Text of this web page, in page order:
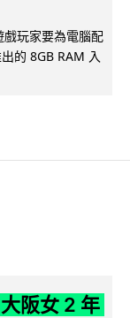
玩家要為電腦配
的 8GB RAM 入
阪女 2 年